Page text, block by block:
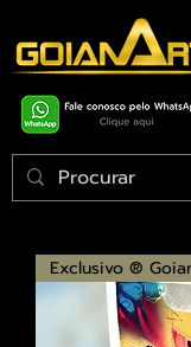
Exclusivo ®